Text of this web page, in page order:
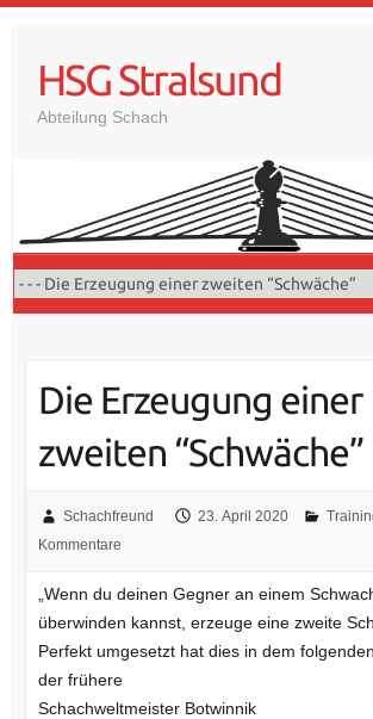
contentHSG Stralsund
Abteilung Schach
Die Erzeugung einer
zweiten “Schwäche”
Schachfreund 23. April 2020
Kommentare
„Wenn du deinen Gegner an einem
überwinden kannst, erzeuge eine zweite
Perfekt umgesetzt hat dies in dem
der frühere
Schachweltmeister Botwinnik